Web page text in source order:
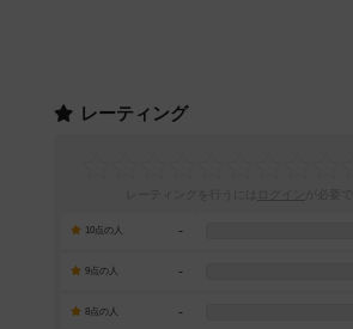
レーティング
10点の人 -
9点の人 -
8点の人 -